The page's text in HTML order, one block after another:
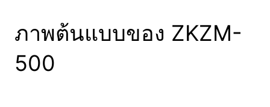
ภาพต้นแบบของ ZKZM-
500